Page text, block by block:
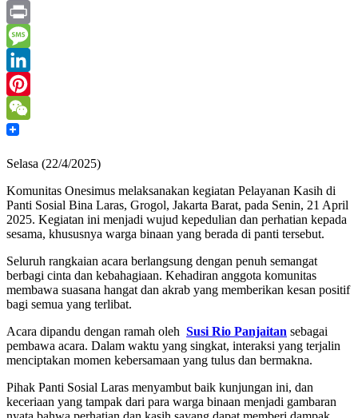
Yahoo
Mail
Print
Message
LinkedIn
Pinterest
WeChat
Selasa (22/4/2025)
Komunitas Onesimus melaksanakan kegiatan Pelayanan Kasih di
Panti Sosial Bina Laras, Grogol, Jakarta Barat, pada Senin, 21 April
2025. Kegiatan ini menjadi wujud kepedulian dan perhatian kepada
sesama, khususnya warga binaan yang berada di panti tersebut.
Seluruh rangkaian acara berlangsung dengan penuh semangat
berbagi cinta dan kebahagiaan. Kehadiran anggota komunitas
membawa suasana hangat dan akrab yang memberikan kesan positif
bagi semua yang terlibat.
Acara dipandu dengan ramah oleh Susi Rio Panjaitan sebagai
pembawa acara. Dalam waktu yang singkat, interaksi yang terjalin
menciptakan momen kebersamaan yang tulus dan bermakna.
Pihak Panti Sosial Laras menyambut baik kunjungan ini, dan
keceriaan yang tampak dari para warga binaan menjadi gambaran